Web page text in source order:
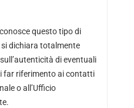
questo tipo di
dichiara totalmente
di eventuali
far riferimento ai contatti
o all’Ufficio